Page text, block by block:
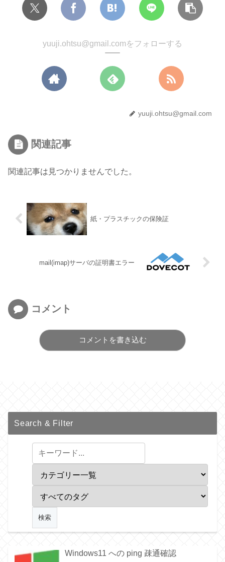
yuuji.ohtsu@gmail.comをフォローする
yuuji.ohtsu@gmail.com
関連記事
関連記事は見つかりませんでした。
紙・プラスチックの保険証
mail(imap)サーバの証明書エラー
コメント
コメントを書き込む
Search & Filter
Windows11 への ping 疎通確認